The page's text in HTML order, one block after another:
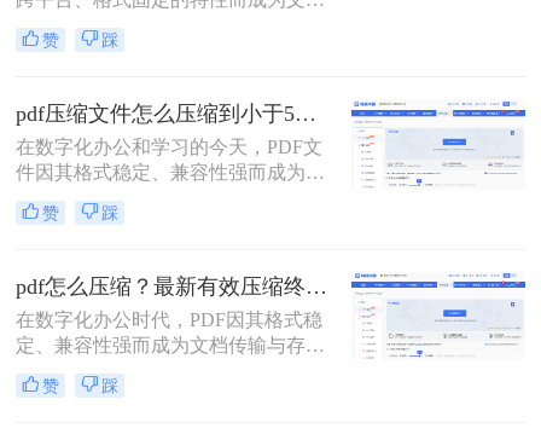
下，有效“瘦身”PDF文件，已成为一
项必备技能。
交换的首选格式。然而，过大的PDF
文件常常带来诸多不便，无论是通过
存储在有限的设备空间中，都会遇到
限制。因此，掌握如何压缩pdf文件大
小的技能显得至关重要。
赞 踩
pdf压缩文件怎么压缩到小于5M？4种压缩方法终极指南！
在数字化办公和学习的今天，PDF文
件因其格式稳定、兼容性强而成为我
们日常传输文档的首选。然而，我们
常常会遇到一个令人头疼的问题：一
清图片、复杂图表或嵌入字体而体积
庞大，动辄几十兆甚至上百兆。无论
是通过电子邮件发送（通常有附件大
小限制）、上传至学习平台还是提交
至企业系统，文件大小限制（如常见
的5MB）往往是一道难以逾越的关
赞 踩
pdf怎么压缩？最新有效压缩终极指南！
在数字化办公时代，PDF因其格式稳
定、兼容性强而成为文档传输与存档
的首选。然而，高分辨率图片、嵌入
字体和多媒体内容也使得PDF文件体
赞 踩